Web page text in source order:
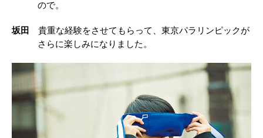
ので。
坂田
貴重な経験をさせてもらって、東京パラリンピックが
さらに楽しみになりました。